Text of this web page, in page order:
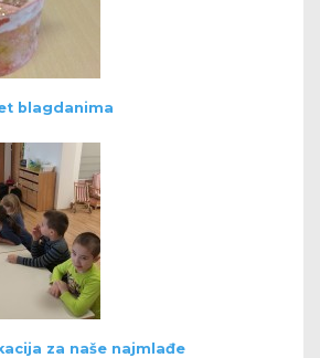
blagdanima
za naše najmlađe